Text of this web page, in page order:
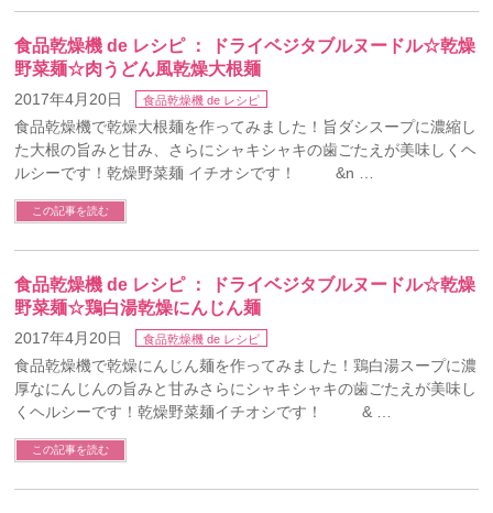
食品乾燥機 de レシピ ： ドライベジタブルヌードル☆乾燥
野菜麺☆肉うどん風乾燥大根麺
2017年4月20日 食品乾燥機 de レシピ
食品乾燥機で乾燥大根麺を作ってみました！旨ダシスープに濃縮し
た大根の旨みと甘み、さらにシャキシャキの歯ごたえが美味しくヘ
ルシーです！乾燥野菜麺 イチオシです！ &n …
この記事を読む
食品乾燥機 de レシピ ： ドライベジタブルヌードル☆乾燥
野菜麺☆鶏白湯乾燥にんじん麺
2017年4月20日 食品乾燥機 de レシピ
食品乾燥機で乾燥にんじん麺を作ってみました！鶏白湯スープに濃
厚なにんじんの旨みと甘みさらにシャキシャキの歯ごたえが美味し
くヘルシーです！乾燥野菜麺イチオシです！ & …
この記事を読む